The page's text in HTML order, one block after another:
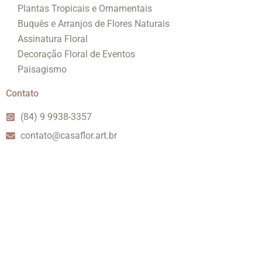
Plantas Tropicais e Ornamentais
Buquês e Arranjos de Flores Naturais
Assinatura Floral
Decoração Floral de Eventos
Paisagismo
Contato
(84) 9 9938-3357
contato@casaflor.art.br